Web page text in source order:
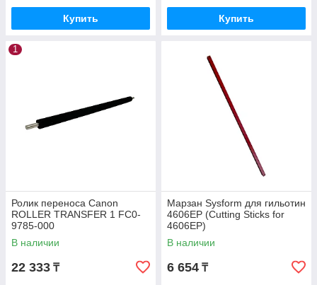
Купить Купить
1
Ролик переноса Canon
ROLLER TRANSFER 1 FC0-
9785-000
В наличии
22 333 ₸
Марзан Sysform для гильотин
4606EP (Cutting Sticks for
4606EP)
В наличии
6 654 ₸